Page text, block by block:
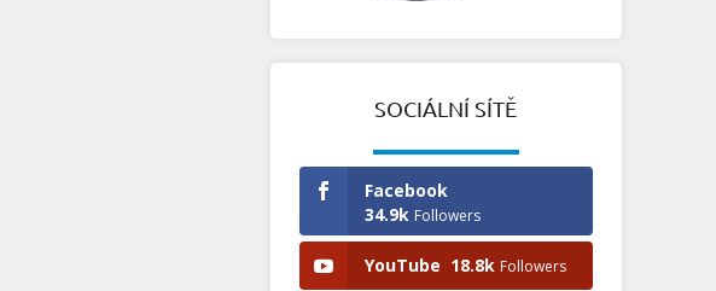
SOCIÁLNÍ SÍTĚ
Facebook
34.9k Followers
YouTube 18.8k Followers